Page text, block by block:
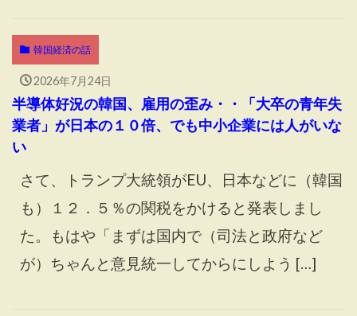
韓国経済の話
2026年7月24日
半導体好況の韓国、雇用の歪み・・「大卒の青年失
業者」が日本の１０倍、でも中小企業には人がいな
い
さて、トランプ大統領がEU、日本などに（韓国
も）１２．５％の関税をかけると発表しまし
た。もはや「まずは国内で（司法と政府など
が）ちゃんと意見統一してからにしよう […]